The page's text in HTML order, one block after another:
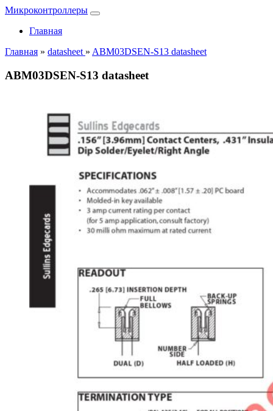
Микроконтроллеры
Главная
Главная » datasheet » ABM03DSEN-S13 datasheet
ABM03DSEN-S13 datasheet